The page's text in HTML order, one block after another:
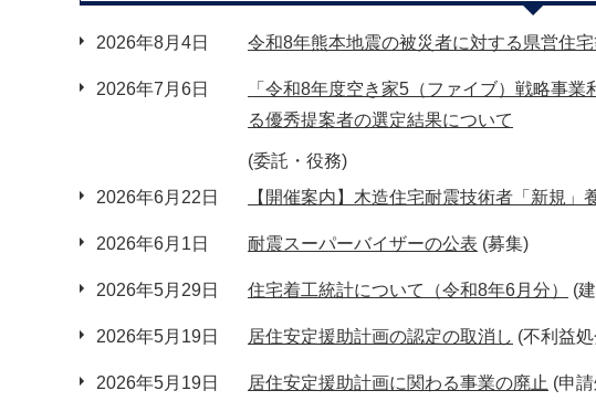
2026年8月4日 令和8年熊本地震の被災者に対する県営住
2026年7月6日
「令和8年度空き家5（ファイブ）戦略事
る優秀提案者の選定結果について
(委託・役務)
2026年6月22日
【開催案内】木造住宅耐震技術者「新規」
2026年6月1日 耐震スーパーバイザーの公表 (募集)
2026年5月29日 住宅着工統計について（令和8年6月分） (
2026年5月19日 居住安定援助計画の認定の取消し (不利益
2026年5月19日 居住安定援助計画に関わる事業の廃止 (申